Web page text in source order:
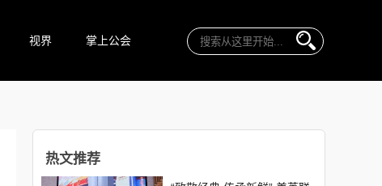
视界 掌上公会
热文推荐